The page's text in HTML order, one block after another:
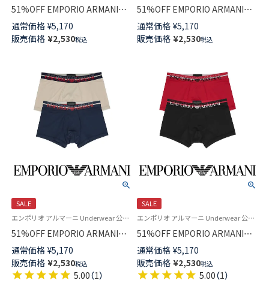
51%OFF EMPORIO ARMANI
SHINY LOGOBAND ロゴ入り 光
沢ウエストバンド ボクサーパン
ツ 前閉じ EUサイズ メンズ
通常価格 ¥5,170
販売価格 ¥2,530税込
51%OFF EMPORIO ARMANI
ALL OVER VERTICAL LOGO バ
ーティカル ロゴ ボクサーパン
ツ 前閉じ EUサイズ メンズ アン
通常価格 ¥5,170
販売価格 ¥2,530税込
SALE
エンポリオ アルマーニ Underwear 公式オンラインショップ
51%OFF EMPORIO ARMANI
ESSENTIAL MICROFIBER マイ
クロファイバー ボクサーパンツ
前閉じ EUサイズ メンズ
54047199
通常価格 ¥5,170
販売価格 ¥2,530税込
5.00（1）
SALE
エンポリオ アルマーニ Underwear 公式オンラインショップ
51%OFF EMPORIO ARMANI
EXCLUSIVE VALENTINES バレ
ンタイン ボクサーパンツ 前閉
じ EUサイズ メンズ 54047198
通常価格 ¥5,170
販売価格 ¥2,530税込
5.00（1）